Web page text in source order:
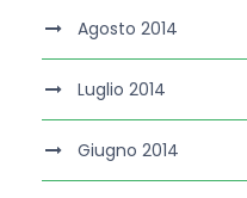
Agosto 2014
Luglio 2014
Giugno 2014